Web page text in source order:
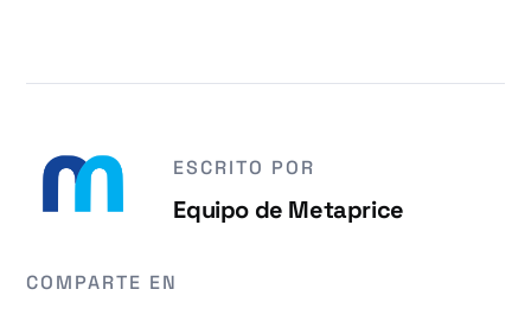
ESCRITO POR
Equipo de Metaprice
COMPARTE EN